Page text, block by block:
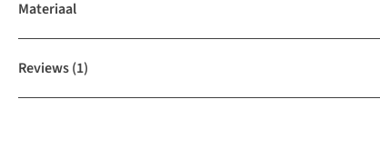
Materiaal
Reviews(1)